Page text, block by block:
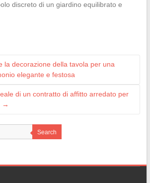
discreto di un giardino equilibrato e
la decorazione della tavola per una
elegante e festosa
di un contratto di affitto arredato per
→
Search